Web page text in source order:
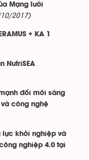
Mạng lưới
2017)
+ KA 1
NutriSEA
đổi mới sáng
công nghệ
lực khởi nghiệp và
nghiệp 4.0 tại